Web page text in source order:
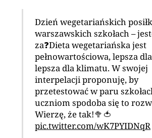
Dzień wegetariańskich
warszawskich szkołach –
za❓Dieta wegetariańska jest
pełnowartościowa, lepsza
lepsza dla klimatu. W swojej
interpelacji proponuję, by
przetestować w paru
uczniom spodoba się to
Wierzę, że tak!🥦🍅
pic.twitter.com/wK7PYIDNqR